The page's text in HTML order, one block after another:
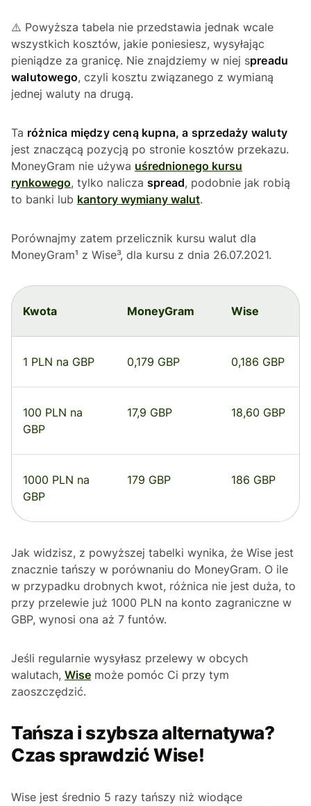
⚠️ Powyższa tabela nie przedstawia jednak wcale
wszystkich kosztów, jakie poniesiesz, wysyłając
pieniądze za granicę. Nie znajdziemy w niej spreadu
walutowego, czyli kosztu związanego z wymianą
jednej waluty na drugą.
Ta różnica między ceną kupna, a sprzedaży waluty
jest znaczącą pozycją po stronie kosztów przekazu.
MoneyGram nie używa uśrednionego kursu
rynkowego, tylko nalicza spread, podobnie jak robią
to banki lub kantory wymiany walut.
Porównajmy zatem przelicznik kursu walut dla
MoneyGram¹ z Wise³, dla kursu z dnia 26.07.2021.
Kwota MoneyGram Wise
1 PLN na GBP 0,179 GBP 0,186 GBP
100 PLN na
GBP
17,9 GBP 18,60 GBP
1000 PLN na
GBP
179 GBP 186 GBP
Jak widzisz, z powyższej tabelki wynika, że Wise jest
znacznie tańszy w porównaniu do MoneyGram. O ile
w przypadku drobnych kwot, różnica nie jest duża, to
przy przelewie już 1000 PLN na konto zagraniczne w
GBP, wynosi ona aż 7 funtów.
Jeśli regularnie wysyłasz przelewy w obcych
walutach, Wise może pomóc Ci przy tym
zaoszczędzić.
Tańsza i szybsza alternatywa?
Czas sprawdzić Wise!
Wise jest średnio 5 razy tańszy niż wiodące